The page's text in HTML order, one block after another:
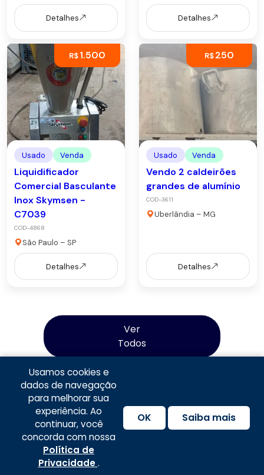
Detalhes Detalhes
R$1.500
Usado Venda
Liquidificador
Comercial Basculante
Inox Skymsen -
C7039
COD-4868
São Paulo – SP
Detalhes
R$250
Usado Venda
Vendo 2 caldeirões
grandes de alumínio
COD-3611
Uberlândia – MG
Detalhes
Ver
Todos
Política de Privacidade
Uso | Política de Frete
Usamos cookies e
dados de navegação
para melhorar sua
experiência. Ao
continuar, você
concorda com nossa
Política de
Privacidade.
OK Saiba mais